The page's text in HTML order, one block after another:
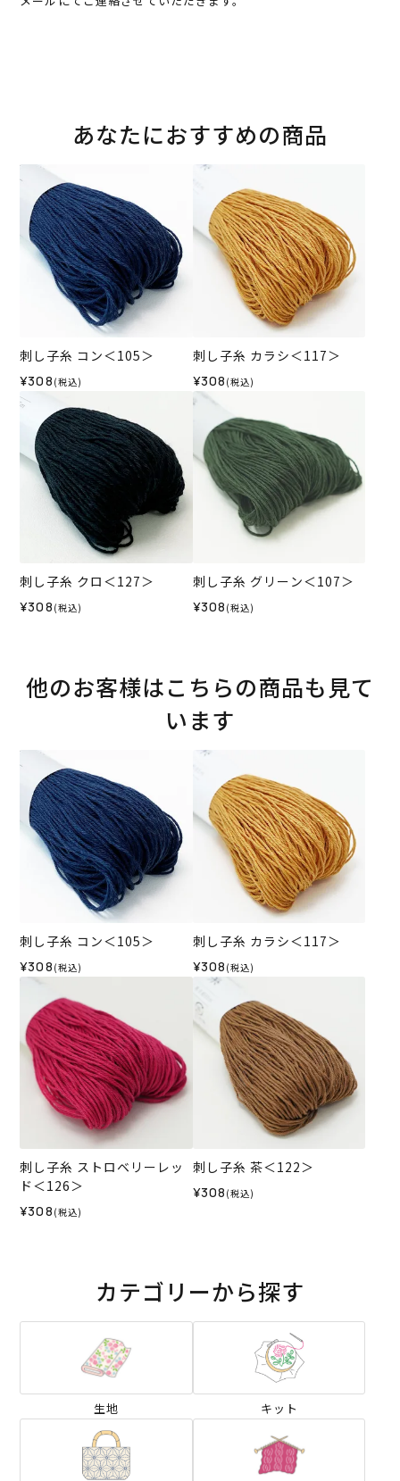
あなたにおすすめの商品
刺し子糸 コン＜105＞
¥308 (税込)
刺し子糸 カラシ＜117＞
¥308 (税込)
刺し子糸 クロ＜127＞
¥308 (税込)
刺し子糸 グリーン＜107＞
¥308 (税込)
他のお客様はこちらの商品も見て
います
刺し子糸 コン＜105＞
¥308 (税込)
刺し子糸 カラシ＜117＞
¥308 (税込)
刺し子糸 ストロベリーレッ
ド＜126＞
¥308 (税込)
刺し子糸 茶＜122＞
¥308 (税込)
カテゴリーから探す
生地 キット